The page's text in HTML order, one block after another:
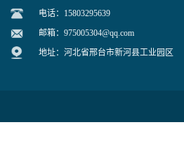
电话：15803295639
邮箱： 975005304@qq.com
地址：河北省邢台市新河县工业园区